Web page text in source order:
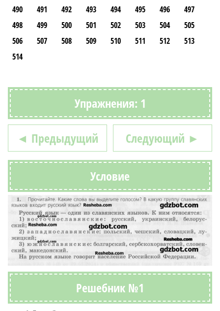
490
491 492 493 494 495 496
497
498
499 500 501 502 503 504
505
506
507 508 509 510 511 512
513
514
Упражнения: 1
◄ Предыдущий Следующий ►
Условие
Решебник №1